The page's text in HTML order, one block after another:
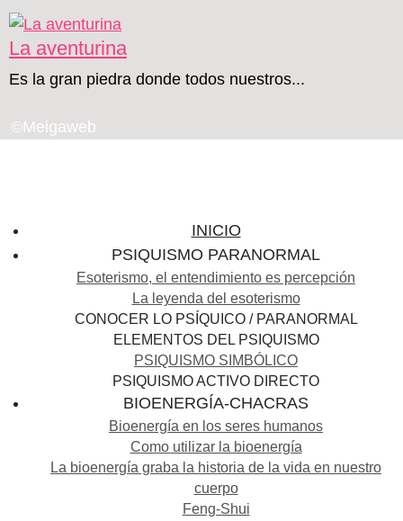
La aventurina
Es la gran piedra donde todos nuestros...
©Meigaweb
INICIO
PSIQUISMO PARANORMAL
Esoterismo, el entendimiento es percepción
La leyenda del esoterismo
CONOCER LO PSÍQUICO / PARANORMAL
ELEMENTOS DEL PSIQUISMO
PSIQUISMO SIMBÓLICO
PSIQUISMO ACTIVO DIRECTO
BIOENERGÍA-CHACRAS
Bioenergía en los seres humanos
Como utilizar la bioenergía
La bioenergía graba la historia de la vida en nuestro
cuerpo
Feng-Shui